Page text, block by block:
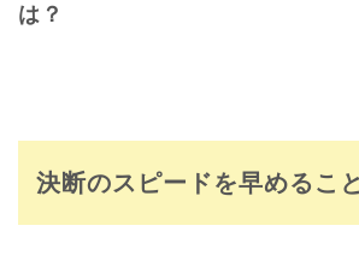
は？
決断のスピードを早めるこ